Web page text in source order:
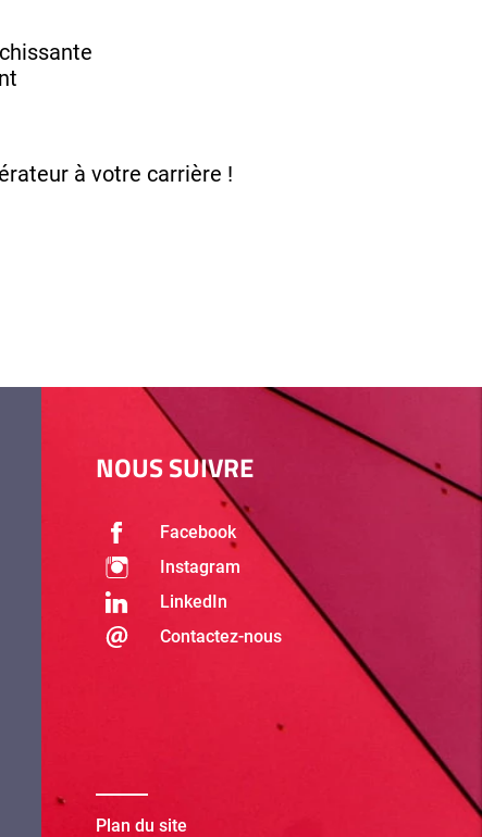
à votre carrière !
NOUS SUIVRE
Facebook
Instagram
LinkedIn
Contactez-nous
Plan du site